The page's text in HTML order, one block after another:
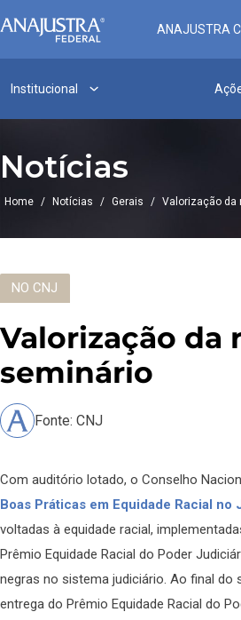
ANAJUSTRA
Institucional
Notícias
Home / Notícias / Gerais / Valorização da
NO CNJ
Valorização da
seminário
Fonte: CNJ
Com auditório lotado, o Conselho
Boas Práticas em Equidade Racial no
voltadas à equidade racial,
Prêmio Equidade Racial do Poder
negras no sistema judiciário. Ao final do
entrega do Prêmio Equidade Racial do